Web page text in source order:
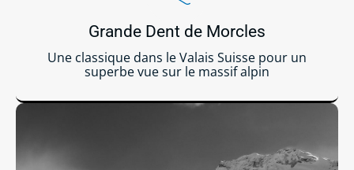
Grande Dent de Morcles
Une classique dans le Valais Suisse pour un
superbe vue sur le massif alpin